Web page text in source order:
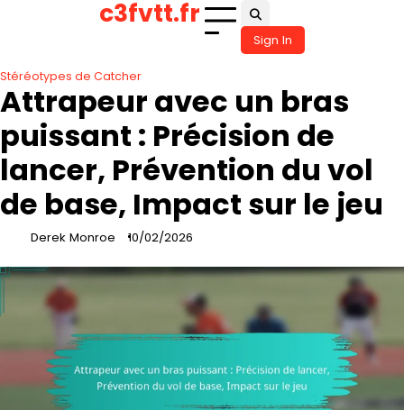
c3fvtt.fr
Sign In
Stéréotypes de Catcher
Attrapeur avec un bras
puissant : Précision de
lancer, Prévention du vol
de base, Impact sur le jeu
Derek Monroe 10/02/2026